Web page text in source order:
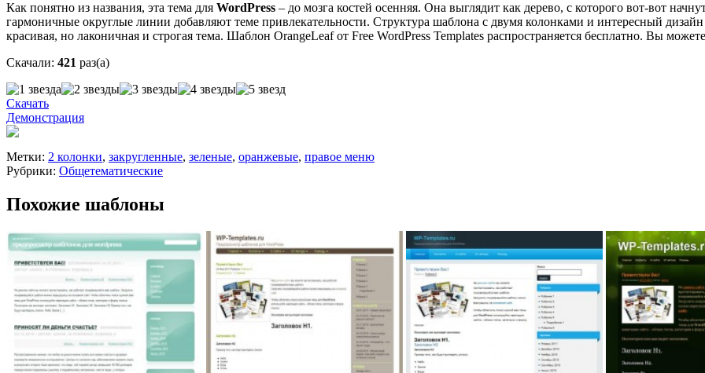
Как понятно из названия, эта тема для WordPress – до мозга костей осенняя. Она выглядит как дерево, с которого вот-вот
гармоничные округлые линии добавляют теме привлекательности. Структура шаблона с двумя колонками и интересный дизайн
красивая, но лаконичная и строгая тема. Шаблон OrangeLeaf от Free WordPress Templates распространяется бесплатно. Вы
Скачали: 421 раз(а)
Скачать
Демонстрация
Метки: 2 колонки, закругленные, зеленые, оранжевые, правое меню
Рубрики: Общетематические
Похожие шаблоны